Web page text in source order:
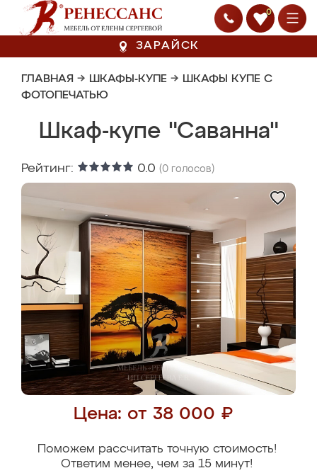
0
ЗАРАЙСК
ГЛАВНАЯ → ШКАФЫ-КУПЕ → ШКАФЫ КУПЕ С
ФОТОПЕЧАТЬЮ
Шкаф-купе "Саванна"
Рейтинг: 0.0 (0 голосов)
Цена: от 38 000 ₽
Поможем рассчитать точную стоимость!
Ответим менее, чем за 15 минут!